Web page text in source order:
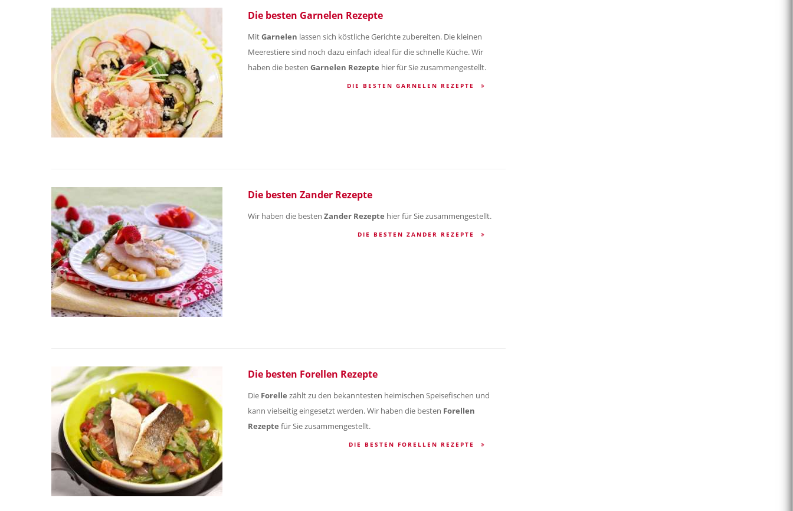
Die besten Garnelen Rezepte
MitGarnelen lassen sich köstliche Gerichte zubereiten. Die kleinen
Meerestiere sind noch dazu einfach ideal für die schnelle Küche. Wir
haben die besten Garnelen Rezepte hier für Sie zusammengestellt.
DIE BESTEN GARNELEN REZEPTE
Die besten Zander Rezepte
Wir haben die besten Zander Rezepte hier für Sie zusammengestellt.
DIE BESTEN ZANDER REZEPTE
Die besten Forellen Rezepte
Die Forelle zählt zu den bekanntesten heimischen Speisefischen und
kann vielseitig eingesetzt werden. Wir haben die besten Forellen
Rezepte für Sie zusammengestellt.
DIE BESTEN FORELLEN REZEPTE